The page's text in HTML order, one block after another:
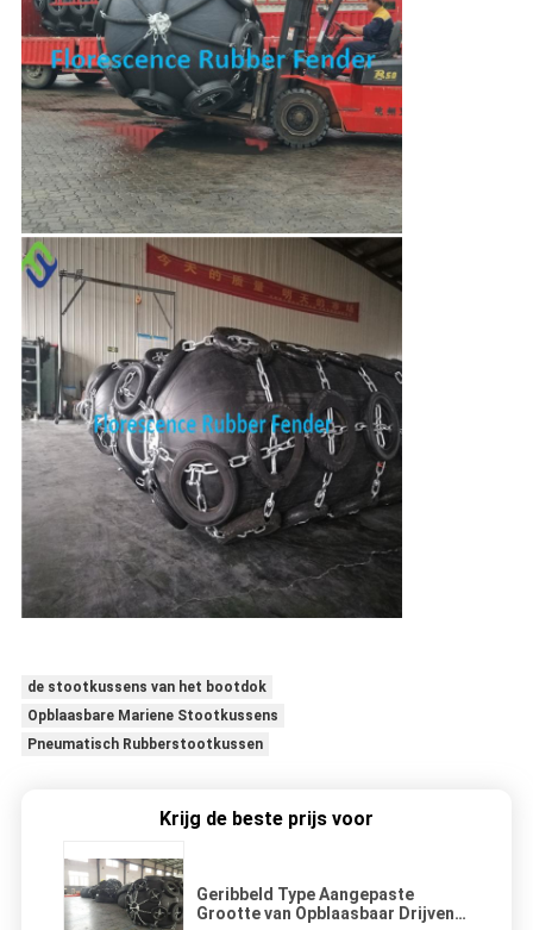
de stootkussens van het bootdok
Opblaasbare Mariene Stootkussens
Pneumatisch Rubberstootkussen
Krijg de beste prijs voor
Geribbeld Type Aangepaste
Grootte van Opblaasbaar Drijvend